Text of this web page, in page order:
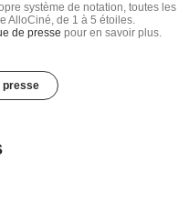
système de notation, toutes les
AlloCiné, de 1 à 5 étoiles.
de presse pour en savoir plus.
presse